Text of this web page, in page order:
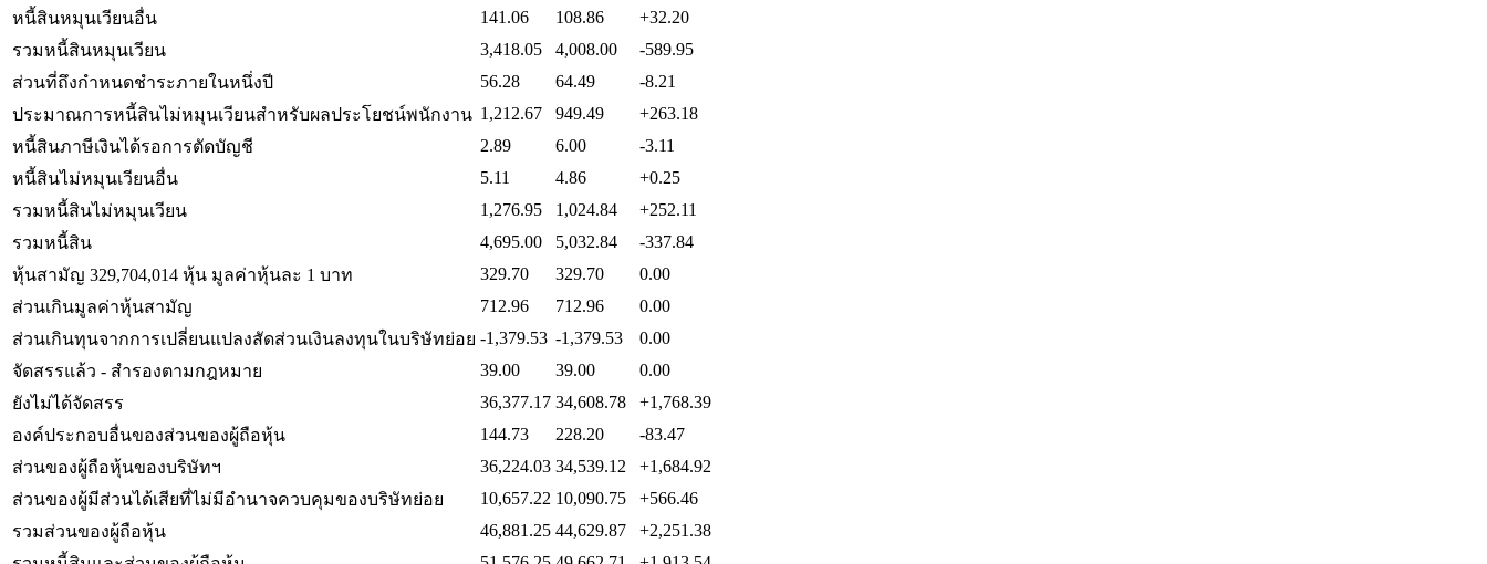
หนี้สินหมุนเวียนอื่น
141.06 108.86
+32.20
รวมหนี้สินหมุนเวียน
3,418.05 4,008.00
-589.95
ส่วนที่ถึงกำหนดชำระภายในหนึ่งปี
56.28 64.49
-8.21
ประมาณการหนี้สินไม่หมุนเวียนสำหรับผลประโยชน์พนักงาน 1,212.67 949.49
+263.18
หนี้สินภาษีเงินได้รอการตัดบัญชี
2.89 6.00
-3.11
หนี้สินไม่หมุนเวียนอื่น
5.11 4.86
+0.25
รวมหนี้สินไม่หมุนเวียน
1,276.95 1,024.84
+252.11
รวมหนี้สิน
4,695.00 5,032.84
-337.84
หุ้นสามัญ 329,704,014 หุ้น มูลค่าหุ้นละ 1 บาท
329.70 329.70
0.00
ส่วนเกินมูลค่าหุ้นสามัญ
712.96 712.96
0.00
ส่วนเกินทุนจากการเปลี่ยนแปลงสัดส่วนเงินลงทุนในบริษัทย่อย -1,379.53 -1,379.53
0.00
จัดสรรแล้ว - สำรองตามกฎหมาย
39.00 39.00
0.00
ยังไม่ได้จัดสรร
36,377.17 34,608.78
+1,768.39
องค์ประกอบอื่นของส่วนของผู้ถือหุ้น
144.73 228.20
-83.47
ส่วนของผู้ถือหุ้นของบริษัทฯ
36,224.03 34,539.12
+1,684.92
ส่วนของผู้มีส่วนได้เสียที่ไม่มีอำนาจควบคุมของบริษัทย่อย
10,657.22 10,090.75
+566.46
รวมส่วนของผู้ถือหุ้น
46,881.25 44,629.87
+2,251.38